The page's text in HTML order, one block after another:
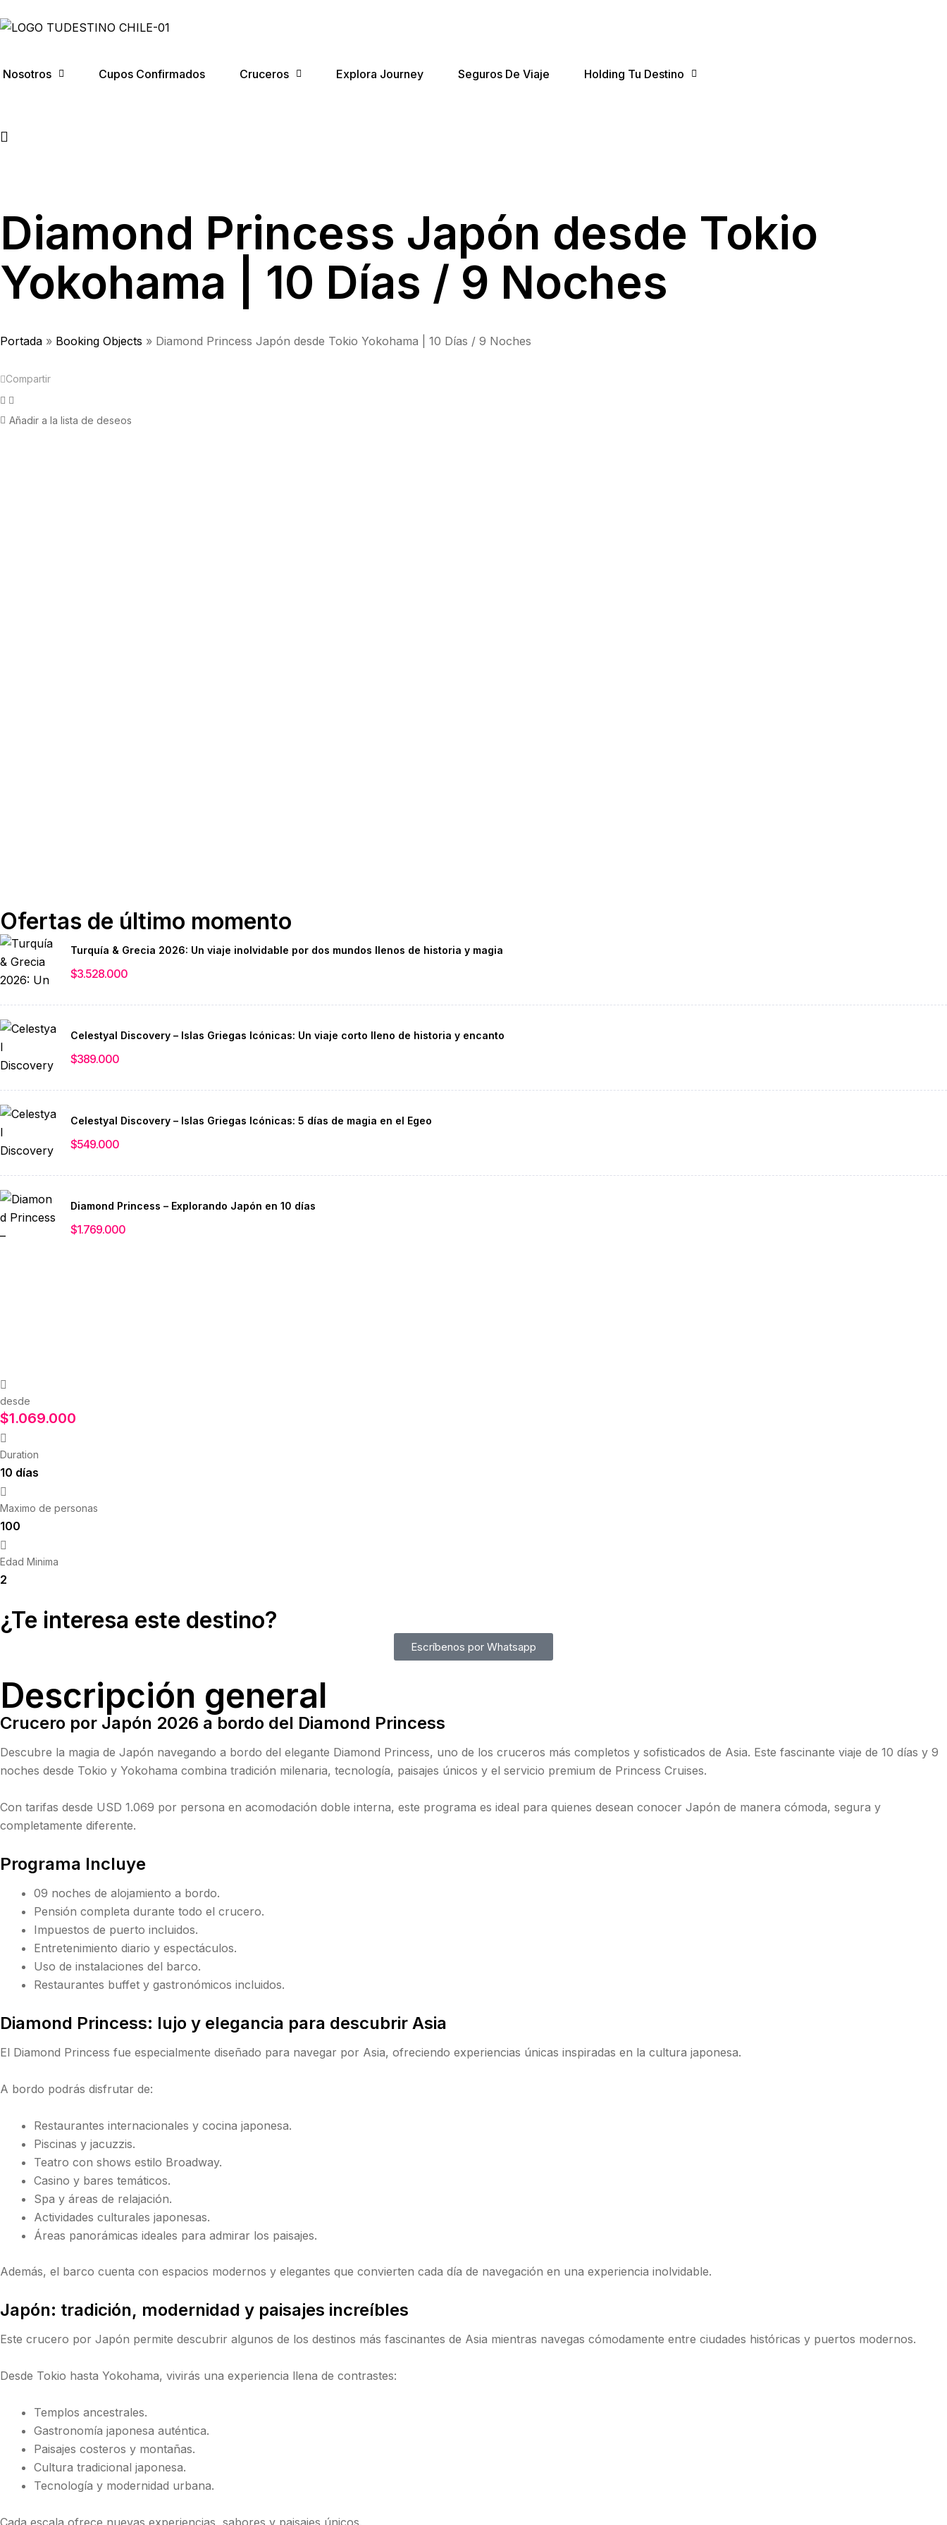
Nosotros Cupos Confirmados Cruceros Explora Journey Seguros De Viaje Holding Tu Destino
Diamond Princess Japón desde Tokio
Yokohama | 10 Días / 9 Noches
Portada » Booking Objects » Diamond Princess Japón desde Tokio Yokohama | 10 Días / 9 Noches
Compartir
Facebook
Añadir a la lista de deseos
Ofertas de último momento
Turquía & Grecia 2026: Un viaje inolvidable por dos mundos llenos de historia y magia
$3.528.000
Celestyal Discovery – Islas Griegas Icónicas: Un viaje corto lleno de historia y encanto
$389.000
Celestyal Discovery – Islas Griegas Icónicas: 5 días de magia en el Egeo
$549.000
Diamond Princess – Explorando Japón en 10 días
$1.769.000
desde
$1.069.000
Duration
10 días
Maximo de personas
100
Edad Minima
2
¿Te interesa este destino?
Escríbenos por Whatsapp
Descripción general
Crucero por Japón 2026 a bordo del Diamond Princess
Descubre la magia de Japón navegando a bordo del elegante Diamond Princess, uno de los cruceros más completos y sofisticados de Asia. Este fascinante viaje de 10 días y 9
noches desde Tokio y Yokohama combina tradición milenaria, tecnología, paisajes únicos y el servicio premium de Princess Cruises.
Con tarifas desde USD 1.069 por persona en acomodación doble interna, este programa es ideal para quienes desean conocer Japón de manera cómoda, segura y
completamente diferente.
Programa Incluye
09 noches de alojamiento a bordo.
Pensión completa durante todo el crucero.
Impuestos de puerto incluidos.
Entretenimiento diario y espectáculos.
Uso de instalaciones del barco.
Restaurantes buffet y gastronómicos incluidos.
Diamond Princess: lujo y elegancia para descubrir Asia
El Diamond Princess fue especialmente diseñado para navegar por Asia, ofreciendo experiencias únicas inspiradas en la cultura japonesa.
A bordo podrás disfrutar de:
Restaurantes internacionales y cocina japonesa.
Piscinas y jacuzzis.
Teatro con shows estilo Broadway.
Casino y bares temáticos.
Spa y áreas de relajación.
Actividades culturales japonesas.
Áreas panorámicas ideales para admirar los paisajes.
Además, el barco cuenta con espacios modernos y elegantes que convierten cada día de navegación en una experiencia inolvidable.
Japón: tradición, modernidad y paisajes increíbles
Este crucero por Japón permite descubrir algunos de los destinos más fascinantes de Asia mientras navegas cómodamente entre ciudades históricas y puertos modernos.
Desde Tokio hasta Yokohama, vivirás una experiencia llena de contrastes:
Templos ancestrales.
Gastronomía japonesa auténtica.
Paisajes costeros y montañas.
Cultura tradicional japonesa.
Tecnología y modernidad urbana.
Cada escala ofrece nuevas experiencias, sabores y paisajes únicos.